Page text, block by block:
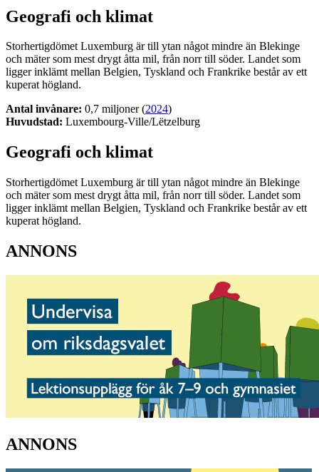
Geografi och klimat
Storhertigdömet Luxemburg är till ytan något mindre än Blekinge
och mäter som mest drygt åtta mil, från norr till söder. Landet som
ligger inklämt mellan Belgien, Tyskland och Frankrike består av ett
kuperat högland.
Antal invånare: 0,7 miljoner (2024)
Huvudstad: Luxembourg-Ville/Lëtzelburg
Geografi och klimat
Storhertigdömet Luxemburg är till ytan något mindre än Blekinge
och mäter som mest drygt åtta mil, från norr till söder. Landet som
ligger inklämt mellan Belgien, Tyskland och Frankrike består av ett
kuperat högland.
ANNONS
ANNONS